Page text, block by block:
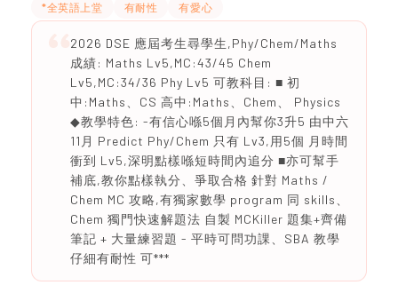
*全英語上堂 有耐性 有愛心
2026 DSE 應屆考生尋學生,Phy/Chem/Maths
成績: Maths Lv5,MC:43/45 Chem
Lv5,MC:34/36 Phy Lv5 可教科目: ■ 初
中:Maths、CS 高中:Maths、Chem、 Physics
◆教學特色: -有信心喺5個月內幫你3升5 由中六
11月 Predict Phy/Chem 只有 Lv3,用5個 月時間
衝到 Lv5,深明點樣喺短時間內追分 ■亦可幫手
補底,教你點樣執分、爭取合格 針對 Maths /
Chem MC 攻略,有獨家數學 program 同 skills、
Chem 獨門快速解題法 自製 MCKiller 題集+齊備
筆記 + 大量練習題 - 平時可問功課、SBA 教學
仔細有耐性 可***